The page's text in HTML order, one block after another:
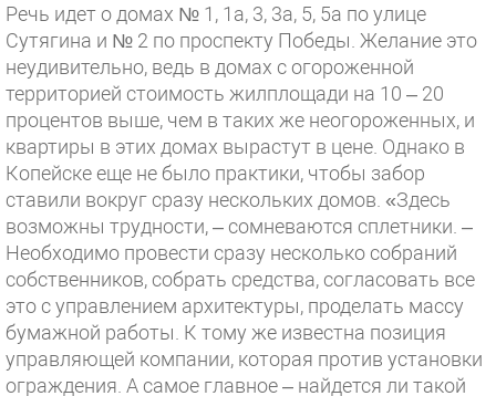
Речь идет о домах № 1, 1а, 3, 3а, 5, 5а по улице
Сутягина и № 2 по проспекту Победы. Желание это
неудивительно, ведь в домах с огороженной
территорией стоимость жилплощади на 10 – 20
процентов выше, чем в таких же неогороженных, и
квартиры в этих домах вырастут в цене. Однако в
Копейске еще не было практики, чтобы забор
ставили вокруг сразу нескольких домов. «Здесь
возможны трудности, – сомневаются сплетники. –
Необходимо провести сразу несколько собраний
собственников, собрать средства, согласовать все
это с управлением архитектуры, проделать массу
бумажной работы. К тому же известна позиция
управляющей компании, которая против установки
ограждения. А самое главное – найдется ли такой